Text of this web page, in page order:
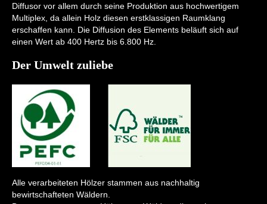
Diffusor vor allem durch seine Produktion aus hochwertigem
Multiplex, da allein Holz diesen erstklassigen Raumklang
erschaffen kann. Die Diffusion des Elements beläuft sich auf
einen Wert ab 400 Hertz bis 6.800 Hz.
Der Umwelt zuliebe
Alle verarbeiteten Hölzer stammen aus nachhaltig
bewirtschafteten Wäldern.